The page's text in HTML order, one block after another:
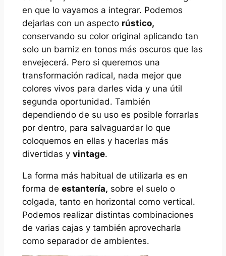
en que lo vayamos a integrar. Podemos
dejarlas con un aspecto rústico,
conservando su color original aplicando tan
solo un barniz en tonos más oscuros que las
envejecerá. Pero si queremos una
transformación radical, nada mejor que
colores vivos para darles vida y una útil
segunda oportunidad. También
dependiendo de su uso es posible forrarlas
por dentro, para salvaguardar lo que
coloquemos en ellas y hacerlas más
divertidas y vintage.
La forma más habitual de utilizarla es en
forma de estantería, sobre el suelo o
colgada, tanto en horizontal como vertical.
Podemos realizar distintas combinaciones
de varias cajas y también aprovecharla
como separador de ambientes.